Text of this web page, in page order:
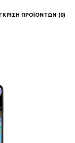
ΠΡΟΪΌΝΤΩΝ (0)